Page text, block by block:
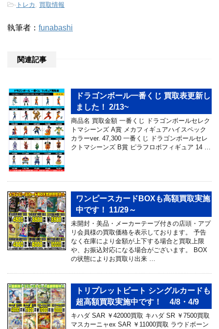
- トレカ 買取情報
執筆者： funabashi
関連記事
ドラゴンボール一番くじ 買取表更新し
ました！ 2/13~
商品名 買取金額 一番くじ ドラゴンボールセレク
トマシーンズ A賞 メカフィギュアハイスペック
カラーver. 47,300 一番くじ ドラゴンボールセレ
クトマシーンズ B賞 ピラフロボフィギュア 14 …
ワンピースカードBOXも高額買取実施
中です！ 11/29～
未開封・美品・メーカーテープ付きの店頭・アプ
リ会員様の買取価格を表示しております。 予告
なく在庫により金額が上下する場合と買取上限
や、お振込対応になる場合がございます。 BOX
の状態によりお買取り出来 …
トリプレットビート シングルカードも
超高額買取実施中です！ 4/8・4/9
キハダ SAR ￥42000買取 キハダ SR ￥7500買取
マスカーニャex SAR ￥11000買取 ラウドボーン